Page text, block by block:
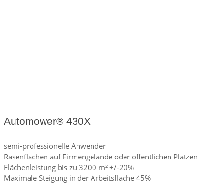
Automower® 430X
semi-professionelle Anwender
Rasenflächen auf Firmengelände oder öffentlichen Plätzen
Flächenleistung bis zu 3200 m² +/​-20%
Maximale Steigung in der Arbeitsfläche 45%